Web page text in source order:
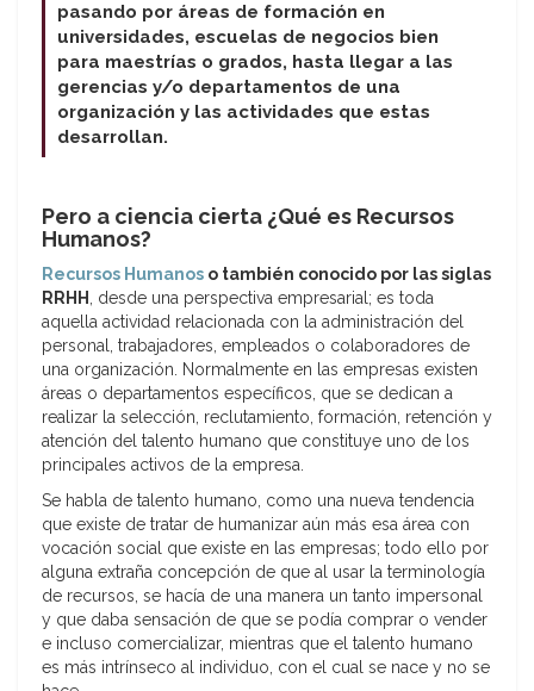
pasando por áreas de formación en
universidades, escuelas de negocios bien
para maestrías o grados, hasta llegar a las
gerencias y/o departamentos de una
organización y las actividades que estas
desarrollan.
Pero a ciencia cierta ¿Qué es Recursos
Humanos?
Recursos Humanos o también conocido por las siglas
RRHH , desde una perspectiva empresarial; es toda
aquella actividad relacionada con la administración del
personal, trabajadores, empleados o colaboradores de
una organización. Normalmente en las empresas existen
áreas o departamentos específicos, que se dedican a
realizar la selección, reclutamiento, formación, retención y
atención del talento humano que constituye uno de los
principales activos de la empresa.
Se habla de talento humano, como una nueva tendencia
que existe de tratar de humanizar aún más esa área con
vocación social que existe en las empresas; todo ello por
alguna extraña concepción de que al usar la terminología
de recursos, se hacía de una manera un tanto impersonal
y que daba sensación de que se podía comprar o vender
e incluso comercializar, mientras que el talento humano
es más intrínseco al individuo, con el cual se nace y no se